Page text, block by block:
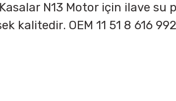
N13 Motor için ilave su
kalitedir. OEM 11 51 8 616